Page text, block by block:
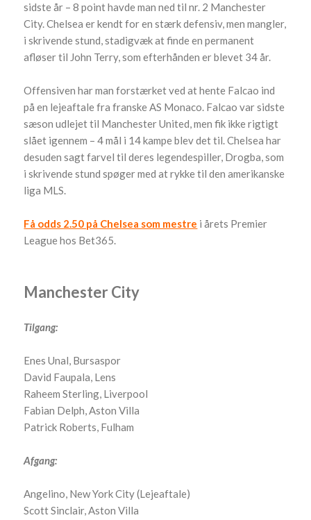
sidste år – 8 point havde man ned til nr. 2 Manchester
City. Chelsea er kendt for en stærk defensiv, men mangler,
i skrivende stund, stadigvæk at finde en permanent
afløser til John Terry, som efterhånden er blevet 34 år.
Offensiven har man forstærket ved at hente Falcao ind
på en lejeaftale fra franske AS Monaco. Falcao var sidste
sæson udlejet til Manchester United, men fik ikke rigtigt
slået igennem – 4 mål i 14 kampe blev det til. Chelsea har
desuden sagt farvel til deres legendespiller, Drogba, som
i skrivende stund spøger med at rykke til den amerikanske
liga MLS.
Få odds 2.50 på Chelsea som mestre i årets Premier
League hos Bet365.
Manchester City
Tilgang:
Enes Unal, Bursaspor
David Faupala, Lens
Raheem Sterling, Liverpool
Fabian Delph, Aston Villa
Patrick Roberts, Fulham
Afgang:
Angelino, New York City (Lejeaftale)
Scott Sinclair, Aston Villa